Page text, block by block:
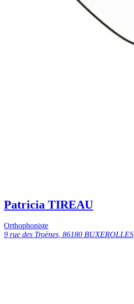
Patricia TIREAU
Orthophoniste
9 rue des Troënes, 86180 BUXEROLLES